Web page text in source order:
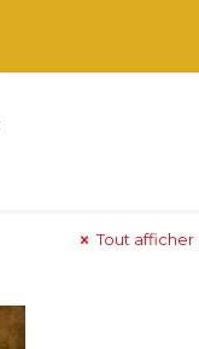
Tout afficher